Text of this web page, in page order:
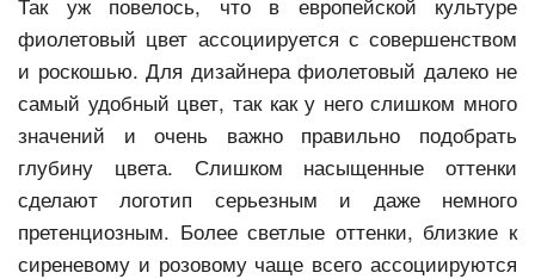
фиолетовый цвет ассоциируется с совершенством
и роскошью. Для дизайнера фиолетовый далеко не
самый удобный цвет, так как у него слишком много
значений и очень важно правильно подобрать
глубину цвета. Слишком насыщенные оттенки
сделают логотип серьезным и даже немного
претенциозным. Более светлые оттенки, близкие к
сиреневому и розовому чаще всего ассоциируются